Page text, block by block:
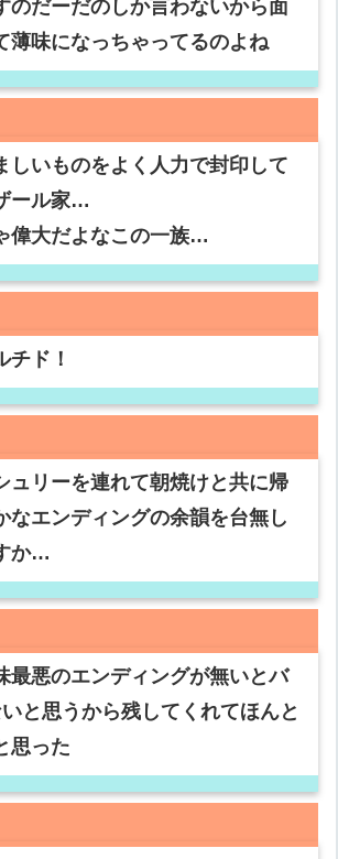
のだーだのしか言わないから面
薄味になっちゃってるのよね
しいものをよく人力で封印して
ール家…
偉大だよなこの一族…
チド！
ュリーを連れて朝焼けと共に帰
なエンディングの余韻を台無し
か…
最悪のエンディングが無いとバ
と思うから残してくれてほんと
思った